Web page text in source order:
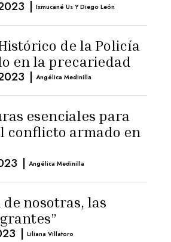
| Ixmucané Us Y Diego León
de la Policía
en la precariedad
| Angélica Medinilla
esenciales para
conflicto armado en
| Angélica Medinilla
de nosotras, las
| Liliana Villatoro